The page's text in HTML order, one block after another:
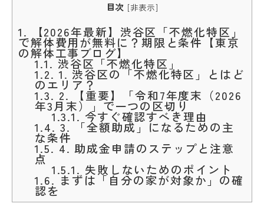
目次 [非表示]
1. 【2026年最新】渋谷区「不燃化特区」
で解体費用が無料に？期限と条件【東京
の解体工事ブログ】
1.1. 渋谷区「不燃化特区」
1.2. 1. 渋谷区の「不燃化特区」とはど
のエリア？
1.3. 2. 【重要】「令和7年度末（2026
年3月末）」で一つの区切り
1.3.1.今すぐ確認すべき理由
1.4. 3. 「全額助成」になるための主
な条件
1.5. 4. 助成金申請のステップと注意
点
1.5.1. 失敗しないためのポイント
1.6. まずは「自分の家が対象か」の確
認を